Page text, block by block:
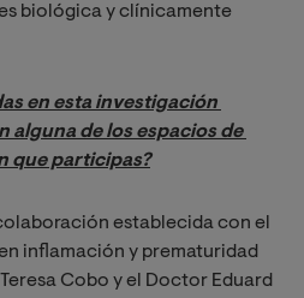
biológica y clínicamente
en esta investigación
alguna de los espacios de
que participas?
establecida con el
inflamación y prematuridad
Cobo y el Doctor Eduard